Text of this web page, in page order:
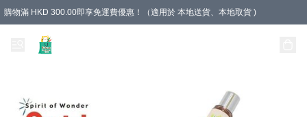
購物滿 HKD 300.00即享免運費優惠！（適用於 本地送貨、本地取貨 )